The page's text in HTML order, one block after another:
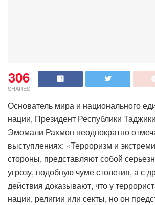
306
SHARES
Основатель мира и национального
нации, Президент Республики
Эмомали Рахмон неоднократно
выступлениях: «Терроризм и
стороны, представляют собой
угрозу, подобную чуме столетия, а с
действия доказывают, что у
нации, религии или секты, но он